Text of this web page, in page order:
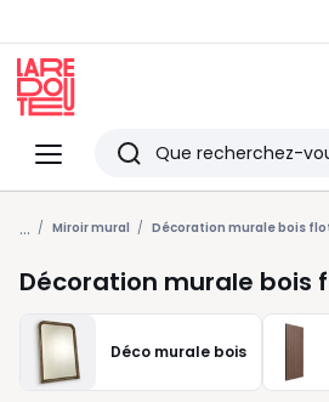
Menu
Redoute
Rechercher
Derniers
articles
vus
... Miroir mural Décoration murale bois
Décoration murale bois
Déco murale bois